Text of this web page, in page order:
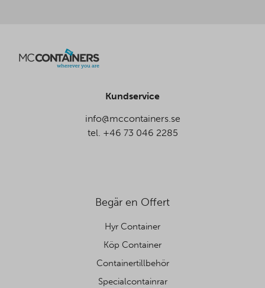
Kundservice
info@mccontainers.se
tel. +46 73 046 2285
Begär en Offert
Hyr Container
Köp Container
Containertillbehör
Specialcontainrar